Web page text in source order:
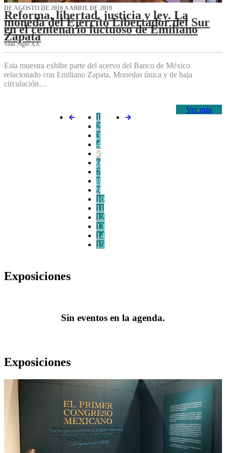
DE AGOSTO DE 2018 A ABRIL DE 2019
Reforma, libertad, justicia y ley. La
moneda del Ejército Libertador del Sur
en el centenario luctuoso de Emiliano
Zapata
Sala Siglo XX
Esta muestra exhibe parte del acervo del Banco de México
relacionado con Emiliano Zapata. Monedas única y de baja
circulación…
Ver más
1
2
3
4
5
6
7
8
9
10
11
12
13
14
15
Exposiciones
Sin eventos en la agenda.
Exposiciones